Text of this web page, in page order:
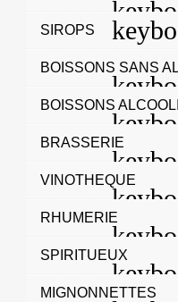
SIROPS
BOISSONS SANS
BOISSONS
BRASSERIE
VINOTHEQUE
RHUMERIE
SPIRITUEUX
MIGNONNETTES